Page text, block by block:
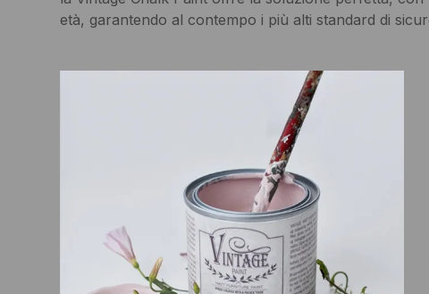
età, garantendo al contempo i più alti standard di